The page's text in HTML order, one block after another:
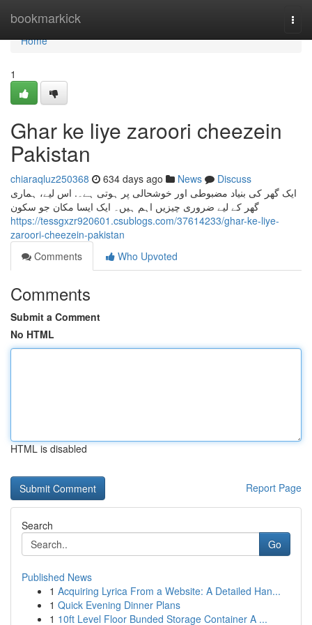
bookmarkick
Home
Home
1
Ghar ke liye zaroori cheezein
Pakistan
chiaraqluz250368 634 days ago News
Discuss
ایک گھر کی بنیاد مضبوطی اور خوشحالی پر ہوتی ہے۔. اس لیے، ہماری
گھر کے لیے ضروری چیزیں اہم ہیں۔ ایک ایسا مکان جو سکون
https://tessgxzr920601.csublogs.com/37614233/ghar-ke-liye-
zaroori-cheezein-pakistan
Comments
Who Upvoted
Comments
Submit a Comment
No HTML
HTML is disabled
Report Page
Search
Go
Published News
1 Acquiring Lyrica From a Website: A Detailed Han...
1 Quick Evening Dinner Plans
1 10ft Level Floor Bunded Storage Container A ...